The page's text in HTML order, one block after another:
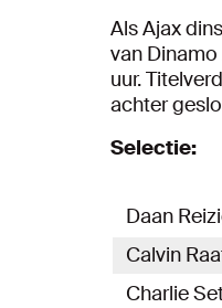
Als Ajax
van
uur.
achter
Selectie:
Daan
Calvin
Charlie